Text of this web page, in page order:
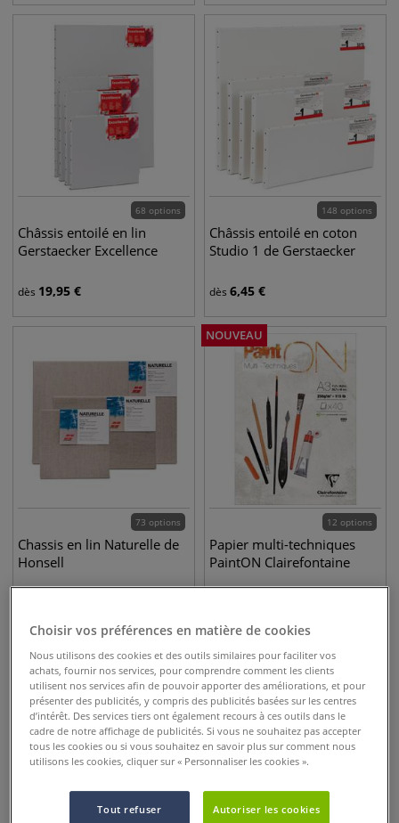
68 options
Châssis entoilé en lin
Gerstaecker Excellence
dès 19,95 €
148 options
Châssis entoilé en coton
Studio 1 de Gerstaecker
dès 6,45 €
73 options
Chassis en lin Naturelle de
Honsell
NOUVEAU
12 options
Papier multi-techniques
PaintON Clairefontaine
Choisir vos préférences en matière de cookies
Nous utilisons des cookies et des outils similaires pour faciliter vos
achats, fournir nos services, pour comprendre comment les clients
utilisent nos services afin de pouvoir apporter des améliorations, et pour
présenter des publicités, y compris des publicités basées sur les centres
d’intérêt. Des services tiers ont également recours à ces outils dans le
cadre de notre affichage de publicités. Si vous ne souhaitez pas accepter
tous les cookies ou si vous souhaitez en savoir plus sur comment nous
utilisons les cookies, cliquer sur « Personnaliser les cookies ».
Tout refuser Autoriser les cookies